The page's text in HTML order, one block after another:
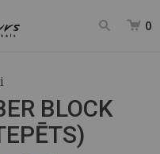
0
BLOCK